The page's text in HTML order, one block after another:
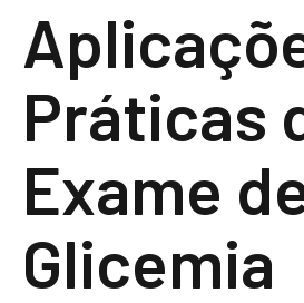
Práticas
Exame
Glicemia